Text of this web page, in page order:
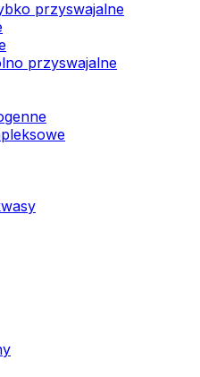
przyswajalne
przyswajalne